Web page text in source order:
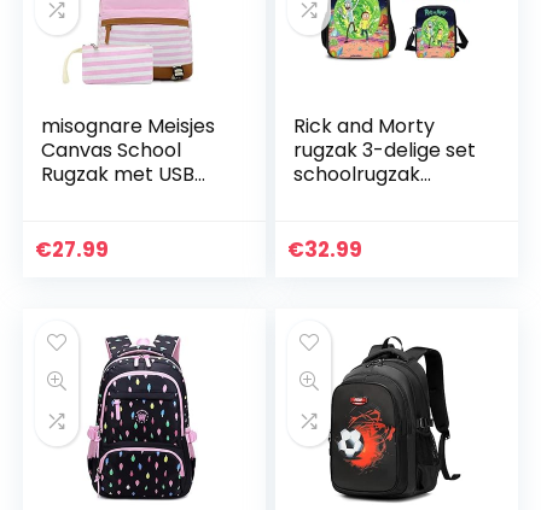
misognare Meisjes
Canvas School
Rugzak met USB
Rugzak voor Tiener
€27.99
Rick and Morty
rugzak 3-delige set
schoolrugzak
€32.99